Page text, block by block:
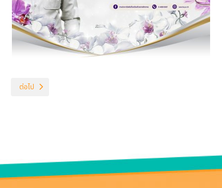
เนื้อหาถัดไป: กิจกรรมกีฬาวันครู
ต่อไป